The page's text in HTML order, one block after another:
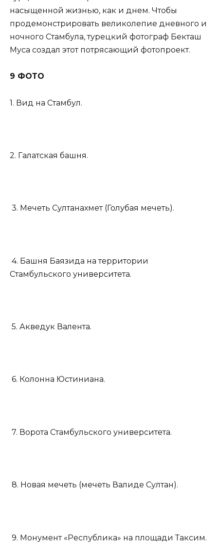
насыщенной жизнью, как и днем. Чтобы
продемонстрировать великолепие дневного и
ночного Стамбула, турецкий фотограф Бекташ
Муса создал этот потрясающий фотопроект.
9 ФОТО
1. Вид на Стамбул.
2. Галатская башня.
3. Мечеть Султанахмет (Голубая мечеть).
4. Башня Баязида на территории
Стамбульского университета.
5. Акведук Валента.
6. Колонна Юстиниана.
7. Ворота Стамбульского университета.
8. Новая мечеть (мечеть Валиде Султан).
9. Монумент «Республика» на площади Таксим.